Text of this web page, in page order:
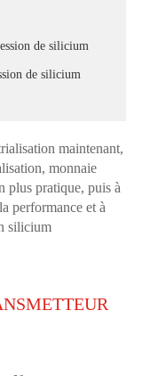
de silicium
de silicium
maintenant,
monnaie
plus pratique, puis à
performance et à
silicium